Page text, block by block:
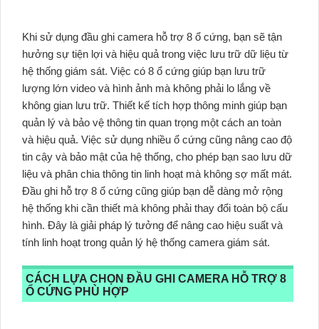
Khi sử dụng đầu ghi camera hỗ trợ 8 ổ cứng, bạn sẽ tận
hưởng sự tiện lợi và hiệu quả trong việc lưu trữ dữ liệu từ
hệ thống giám sát. Việc có 8 ổ cứng giúp bạn lưu trữ
lượng lớn video và hình ảnh mà không phải lo lắng về
không gian lưu trữ. Thiết kế tích hợp thông minh giúp bạn
quản lý và bảo vệ thông tin quan trọng một cách an toàn
và hiệu quả. Việc sử dụng nhiều ổ cứng cũng nâng cao độ
tin cậy và bảo mật của hệ thống, cho phép bạn sao lưu dữ
liệu và phân chia thông tin linh hoạt mà không sợ mất mát.
Đầu ghi hỗ trợ 8 ổ cứng cũng giúp bạn dễ dàng mở rộng
hệ thống khi cần thiết mà không phải thay đổi toàn bộ cấu
hình. Đây là giải pháp lý tưởng để nâng cao hiệu suất và
tính linh hoạt trong quản lý hệ thống camera giám sát.
CÁCH LỰA CHỌN ĐẦU GHI CAMERA HỖ TRỢ 8
Ổ CỨNG PHÙ HỢP